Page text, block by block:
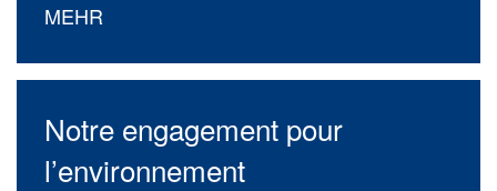
MEHR
Notre engagement pour
l’environnement